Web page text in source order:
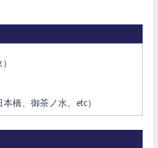
橋、御茶ノ水、etc）